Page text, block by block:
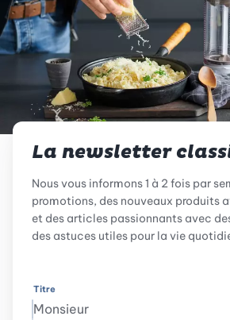
La newsletter
Nous vous informons 1 à 2 fois par
promotions, des nouveaux produits
et des articles passionnants avec
des astuces utiles pour la vie
Titre
Monsieur